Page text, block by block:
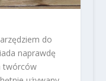
do
naprawdę
twórców